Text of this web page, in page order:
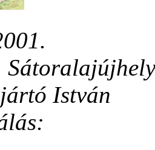
Sátoralajújhely
István